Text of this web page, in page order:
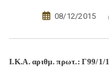
08/12/2015
Ι.Κ.Α. αριθμ. πρωτ.: Γ99/1/